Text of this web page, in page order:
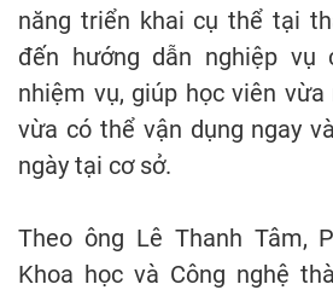
năng triển khai cụ thể tại
đến hướng dẫn nghiệp
nhiệm vụ, giúp học viên vừa
vừa có thể vận dụng ngay
ngày tại cơ sở.
Theo ông Lê Thanh Tâm,
Khoa học và Công nghệ